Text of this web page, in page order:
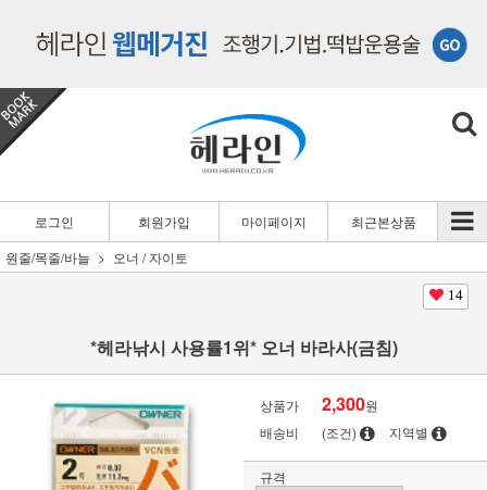
로그인 회원가입 마이페이지
최근본상품
원줄/목줄/바늘
오너 / 자이토
14
*헤라낚시 사용률1위* 오너 바라사(금침)
상품가 2,300원
배송비
(조건) 지역별
규격